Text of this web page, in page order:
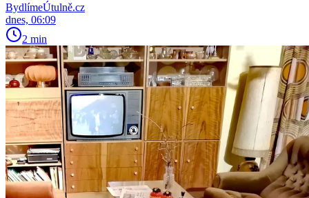
BydlímeÚtulně.cz
dnes, 06:09
2 min